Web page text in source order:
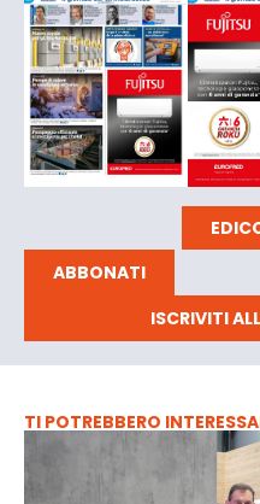
ABBONATI
ISCRIVITI
TI POTREBBERO